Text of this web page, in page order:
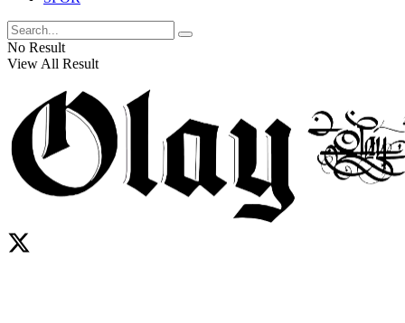
No Result
View All Result